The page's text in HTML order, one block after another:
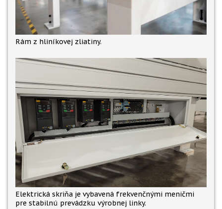
Rám z hliníkovej zliatiny.
Elektrická skriňa je vybavená frekvenčnými meničmi
pre stabilnú prevádzku výrobnej linky.